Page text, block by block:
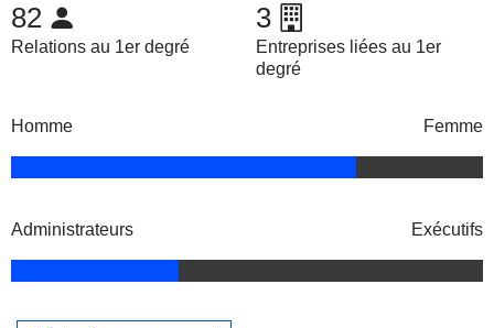
82
Relations au 1er degré
3
Entreprises liées au 1er
degré
Homme Femme
Administrateurs Exécutifs